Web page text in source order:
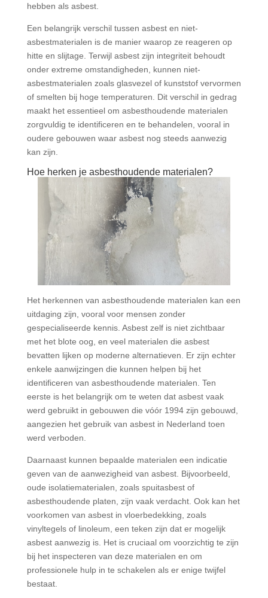
hebben als asbest.
Een belangrijk verschil tussen asbest en niet-
asbestmaterialen is de manier waarop ze reageren op
hitte en slijtage. Terwijl asbest zijn integriteit behoudt
onder extreme omstandigheden, kunnen niet-
asbestmaterialen zoals glasvezel of kunststof vervormen
of smelten bij hoge temperaturen. Dit verschil in gedrag
maakt het essentieel om asbesthoudende materialen
zorgvuldig te identificeren en te behandelen, vooral in
oudere gebouwen waar asbest nog steeds aanwezig
kan zijn.
Hoe herken je asbesthoudende materialen?
Het herkennen van asbesthoudende materialen kan een
uitdaging zijn, vooral voor mensen zonder
gespecialiseerde kennis. Asbest zelf is niet zichtbaar
met het blote oog, en veel materialen die asbest
bevatten lijken op moderne alternatieven. Er zijn echter
enkele aanwijzingen die kunnen helpen bij het
identificeren van asbesthoudende materialen. Ten
eerste is het belangrijk om te weten dat asbest vaak
werd gebruikt in gebouwen die vóór 1994 zijn gebouwd,
aangezien het gebruik van asbest in Nederland toen
werd verboden.
Daarnaast kunnen bepaalde materialen een indicatie
geven van de aanwezigheid van asbest. Bijvoorbeeld,
oude isolatiematerialen, zoals spuitasbest of
asbesthoudende platen, zijn vaak verdacht. Ook kan het
voorkomen van asbest in vloerbedekking, zoals
vinyltegels of linoleum, een teken zijn dat er mogelijk
asbest aanwezig is. Het is cruciaal om voorzichtig te zijn
bij het inspecteren van deze materialen en om
professionele hulp in te schakelen als er enige twijfel
bestaat.